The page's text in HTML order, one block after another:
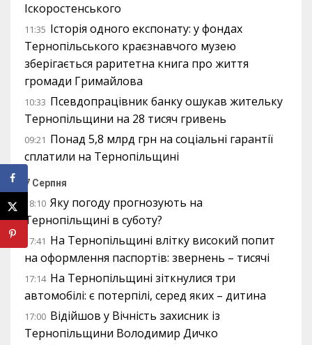
Іскоростенського
11:35 Історія одного експонату: у фондах
Тернопільського краєзнавчого музею
зберігається раритетна книга про життя
громади Гримайлова
10:33 Псевдопрацівник банку ошукав жительку
Тернопільщини на 28 тисяч гривень
09:21 Понад 5,8 млрд грн на соціальні гарантії
сплатили на Тернопільщині
7 Серпня
18:10 Яку погоду прогнозують на
Тернопільщині в суботу?
17:41 На Тернопільщині влітку високий попит
на оформлення паспортів: звернень – тисячі
17:14 На Тернопільщині зіткнулися три
автомобілі: є потерпілі, серед яких – дитина
17:00 Відійшов у Вічність захисник із
Тернопільщини Володимир Дичко